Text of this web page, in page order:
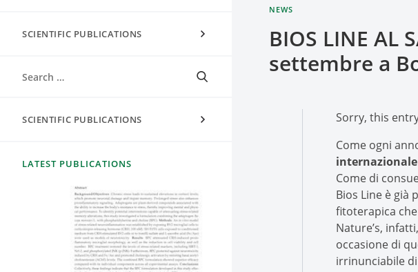
NEWS
BIOS LINE AL
settembre a
Sorry, this
Come ogni
Come di
Bios Line è già
fitoterapica
Nature’s,
occasione di
irrinunciabile
SCIENTIFIC PUBLICATIONS
SCIENTIFIC PUBLICATIONS
LATEST PUBLICATIONS